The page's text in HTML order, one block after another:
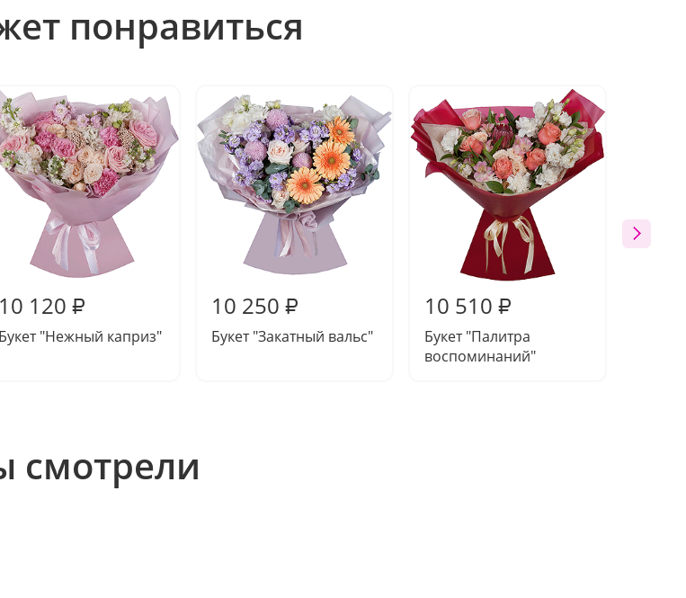
понравиться
10 120 ₽
Букет "Нежный каприз"
10 250 ₽
Букет "Закатный вальс"
10 510 ₽
Букет "Палитра
воспоминаний"
смотрели